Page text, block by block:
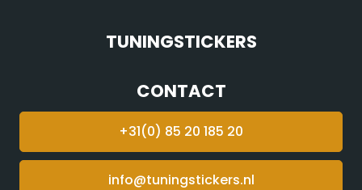
TUNINGSTICKERS
CONTACT
+31(0) 85 20 185 20
info@tuningstickers.nl